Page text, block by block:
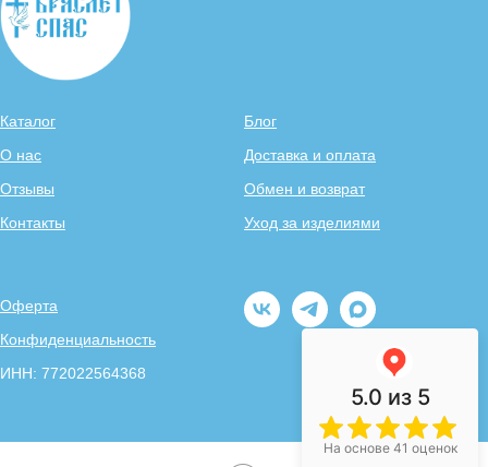
Каталог
О нас
Отзывы
Контакты
Блог
Доставка и оплата
Обмен и возврат
Уход за изделиями
Оферта
Конфиденциальность
ИНН: 772022564368
5.0 из 5
На основе 41 оценок